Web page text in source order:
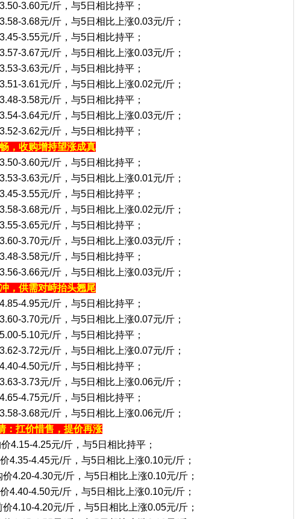
3.60元/斤，与5日相比持平；
3.68元/斤，与5日相比上涨0.03元/斤；
3.55元/斤，与5日相比持平；
3.67元/斤，与5日相比上涨0.03元/斤；
3.63元/斤，与5日相比持平；
3.61元/斤，与5日相比上涨0.02元/斤；
3.58元/斤，与5日相比持平；
3.64元/斤，与5日相比上涨0.03元/斤；
3.62元/斤，与5日相比持平；
，收购增持望涨成真
3.60元/斤，与5日相比持平；
3.63元/斤，与5日相比上涨0.01元/斤；
3.55元/斤，与5日相比持平；
3.68元/斤，与5日相比上涨0.02元/斤；
3.65元/斤，与5日相比持平；
3.70元/斤，与5日相比上涨0.03元/斤；
3.58元/斤，与5日相比持平；
3.66元/斤，与5日相比上涨0.03元/斤；
，供需对峙抬头翘尾
4.95元/斤，与5日相比持平；
3.70元/斤，与5日相比上涨0.07元/斤；
5.10元/斤，与5日相比持平；
3.72元/斤，与5日相比上涨0.07元/斤；
4.50元/斤，与5日相比持平；
3.73元/斤，与5日相比上涨0.06元/斤；
4.75元/斤，与5日相比持平；
3.68元/斤，与5日相比上涨0.06元/斤；
：扛价惜售，提价再涨
4.15-4.25元/斤，与5日相比持平；
4.35-4.45元/斤，与5日相比上涨0.10元/斤；
4.20-4.30元/斤，与5日相比上涨0.10元/斤；
4.40-4.50元/斤，与5日相比上涨0.10元/斤；
4.10-4.20元/斤，与5日相比上涨0.05元/斤；